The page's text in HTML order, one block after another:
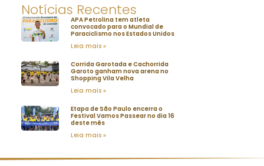
Notícias Recentes
APA Petrolina tem atleta
convocado para o Mundial de
Paraciclismo nos Estados Unidos
Leia mais »
Corrida Garotada e Cachorrida
Garoto ganham nova arena no
Shopping Vila Velha
Leia mais »
Etapa de São Paulo encerra o
Festival Vamos Passear no dia 16
deste mês
Leia mais »